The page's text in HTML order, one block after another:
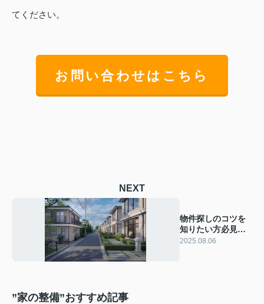
てください。
お問い合わせはこちら
NEXT
物件探しのコツを
知りたい方必見！
住宅購入時に役立
2025.08.06
”家の整備”おすすめ記事